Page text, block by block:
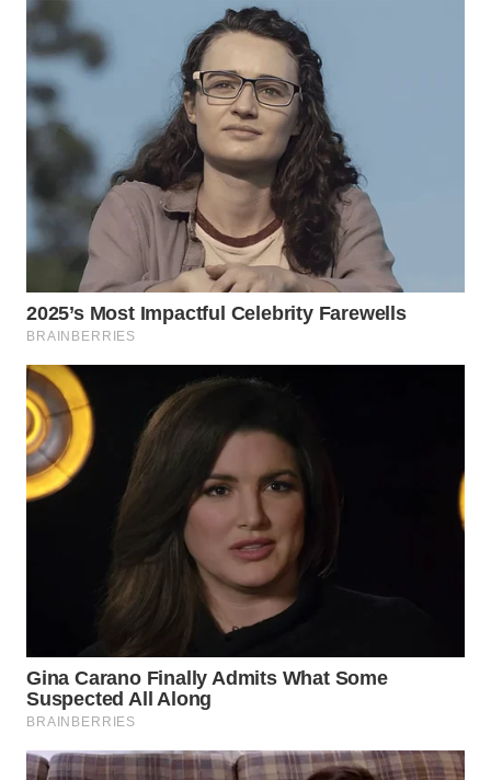
WN
DAIRI
WN
DANAU
TOBA
WN
LANGKAT
WN
TAPANULI
SELATAN
WN
SIMALUNGUN
WN